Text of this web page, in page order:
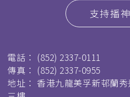
支持播神
電話： (852) 2337-0111
傳真： (852) 2337-0955
地址： 香港九龍美孚新邨蘭